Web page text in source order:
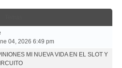
04, 2026 6:49 pm
MI NUEVA VIDA EN EL SLOT Y